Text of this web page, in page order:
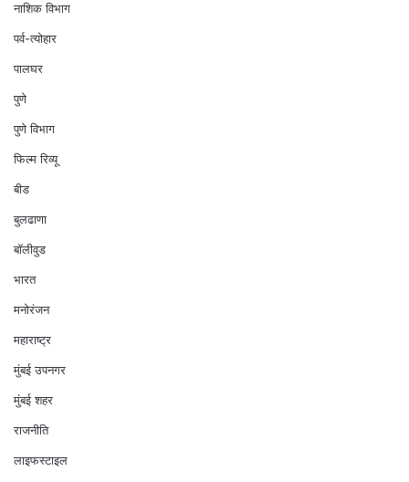
नाशिक विभाग
पर्व-त्योहार
पालघर
पुणे
पुणे विभाग
फिल्म रिव्यू
बीड
बुलढाणा
बॉलीवुड
भारत
मनोरंजन
महाराष्ट्र
मुंबई उपनगर
मुंबई शहर
राजनीति
लाइफस्टाइल